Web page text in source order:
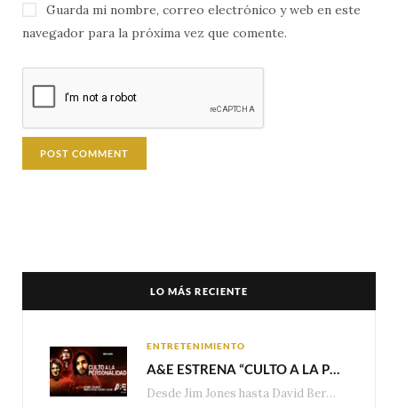
Guarda mi nombre, correo electrónico y web en este
navegador para la próxima vez que comente.
LO MÁS RECIENTE
ENTRETENIMIENTO
A&E ESTRENA “CULTO A LA PERSONALIDAD”,LA SERIE SOBRE LOS LÍDERES DE SECTA MÁS SINIESTROS DE LA HISTORIA
Desde Jim Jones hasta David Berg, la producción recorre en seis episodios cómo el carisma,…